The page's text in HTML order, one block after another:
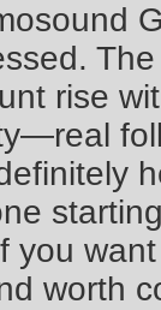
rise
you
worth